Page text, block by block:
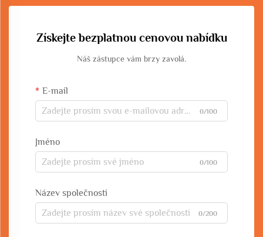
Získejte bezplatnou cenovou nabídku
Náš zástupce vám brzy zavolá.
E-mail
0/100
Jméno
0/100
Název společnosti
0/200